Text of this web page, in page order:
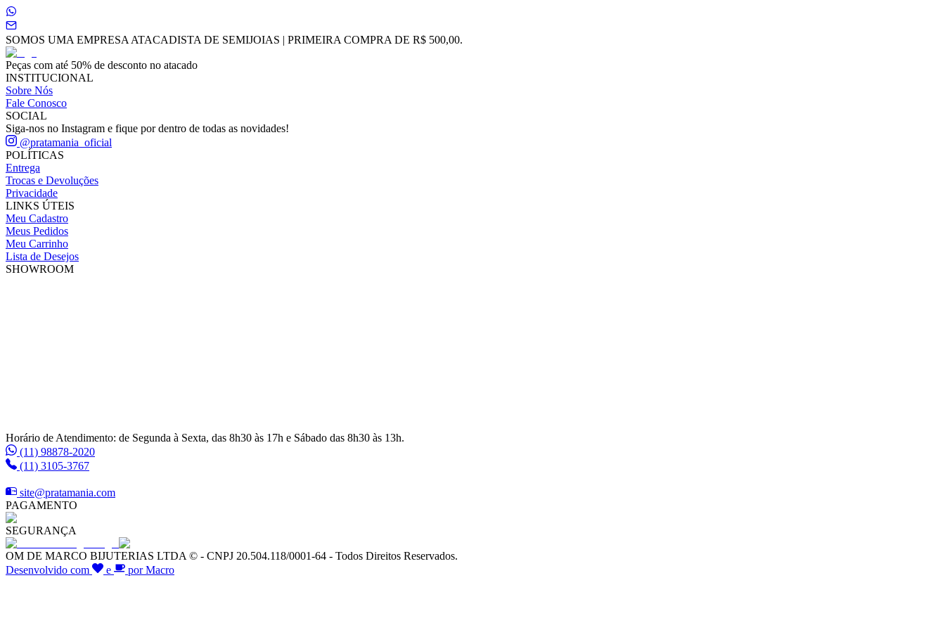
SOMOS UMA EMPRESA ATACADISTA DE SEMIJOIAS | PRIMEIRA COMPRA DE R$ 500,00.
Peças com até 50% de desconto no atacado
INSTITUCIONAL
Sobre Nós
Fale Conosco
SOCIAL
Siga-nos no Instagram e fique por dentro de todas as novidades!
@pratamania_oficial
POLÍTICAS
Entrega
Trocas e Devoluções
Privacidade
LINKS ÚTEIS
Meu Cadastro
Meus Pedidos
Meu Carrinho
Lista de Desejos
SHOWROOM
Horário de Atendimento: de Segunda à Sexta, das 8h30 às 17h e Sábado das 8h30 às 13h.
(11) 98878-2020
(11) 3105-3767
site@pratamania.com
PAGAMENTO
SEGURANÇA
OM DE MARCO BIJUTERIAS LTDA © - CNPJ 20.504.118/0001-64 - Todos Direitos Reservados.
Desenvolvido com
e por Macro